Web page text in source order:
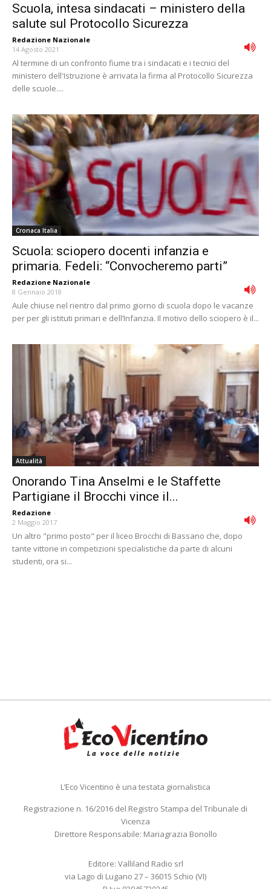
Scuola, intesa sindacati – ministero della
salute sul Protocollo Sicurezza
Redazione Nazionale -
14 Agosto 2021
Al termine di un confronto fiume tra i sindacati e i tecnici del
ministero dell'Istruzione è arrivata la firma al Protocollo Sicurezza
delle scuole....
Cronaca Italia
Scuola: sciopero docenti infanzia e
primaria. Fedeli: “Convocheremo parti”
Redazione Nazionale -
8 Gennaio 2018
Aule chiuse nel rientro dal primo giorno di scuola dopo le vacanze
per per gli istituti primari e dell’Infanzia. Il motivo dello sciopero è il...
Attualità
Onorando Tina Anselmi e le Staffette
Partigiane il Brocchi vince il...
Redazione -
2 Maggio 2017
Un altro "primo posto" per il liceo Brocchi di Bassano che, dopo
tante vittorie in competizioni specialistiche da parte di alcuni
studenti, ora si...
L’Eco Vicentino è una testata giornalistica
Registrazione n. 16/2016 del Registro Stampa del Tribunale di
Vicenza
Direttore Responsabile: Mariagrazia Bonollo
Editore: Valliland Radio srl
via Lago di Lugano 27 – 36015 Schio (VI)